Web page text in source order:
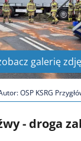
galerię
OSP KSRG
- droga